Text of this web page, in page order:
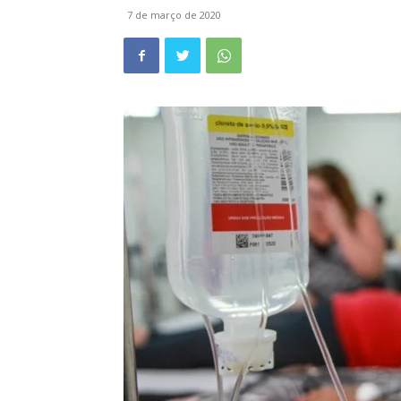
7 de março de 2020